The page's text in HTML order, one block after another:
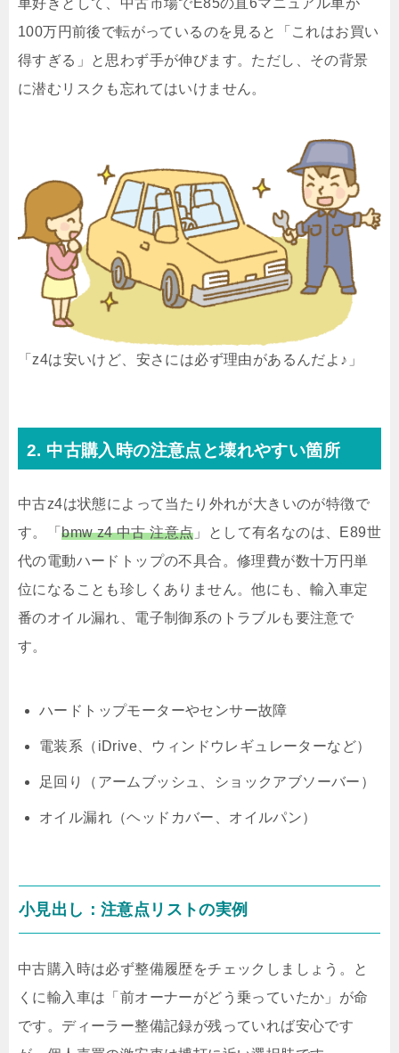
車好きとして、中古市場でE85の直6マニュアル車が
100万円前後で転がっているのを見ると「これはお買い
得すぎる」と思わず手が伸びます。ただし、その背景
に潜むリスクも忘れてはいけません。
「z4は安いけど、安さには必ず理由があるんだよ♪」
2. 中古購入時の注意点と壊れやすい箇所
中古z4は状態によって当たり外れが大きいのが特徴で
す。「bmw z4 中古 注意点 」として有名なのは、E89世
代の電動ハードトップの不具合。修理費が数十万円単
位になることも珍しくありません。他にも、輸入車定
番のオイル漏れ、電子制御系のトラブルも要注意で
す。
ハードトップモーターやセンサー故障
電装系（iDrive、ウィンドウレギュレーターなど）
足回り（アームブッシュ、ショックアブソーバー）
オイル漏れ（ヘッドカバー、オイルパン）
小見出し：注意点リストの実例
中古購入時は必ず整備履歴をチェックしましょう。と
くに輸入車は「前オーナーがどう乗っていたか」が命
です。ディーラー整備記録が残っていれば安心です